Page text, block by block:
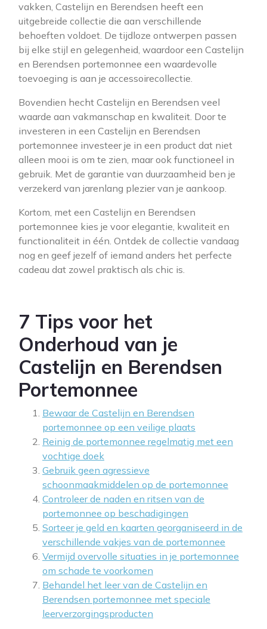
vakken, Castelijn en Berendsen heeft een
uitgebreide collectie die aan verschillende
behoeften voldoet. De tijdloze ontwerpen passen
bij elke stijl en gelegenheid, waardoor een Castelijn
en Berendsen portemonnee een waardevolle
toevoeging is aan je accessoirecollectie.
Bovendien hecht Castelijn en Berendsen veel
waarde aan vakmanschap en kwaliteit. Door te
investeren in een Castelijn en Berendsen
portemonnee investeer je in een product dat niet
alleen mooi is om te zien, maar ook functioneel in
gebruik. Met de garantie van duurzaamheid ben je
verzekerd van jarenlang plezier van je aankoop.
Kortom, met een Castelijn en Berendsen
portemonnee kies je voor elegantie, kwaliteit en
functionaliteit in één. Ontdek de collectie vandaag
nog en geef jezelf of iemand anders het perfecte
cadeau dat zowel praktisch als chic is.
7 Tips voor het
Onderhoud van je
Castelijn en Berendsen
Portemonnee
Bewaar de Castelijn en Berendsen
portemonnee op een veilige plaats
Reinig de portemonnee regelmatig met een
vochtige doek
Gebruik geen agressieve
schoonmaakmiddelen op de portemonnee
Controleer de naden en ritsen van de
portemonnee op beschadigingen
Sorteer je geld en kaarten georganiseerd in de
verschillende vakjes van de portemonnee
Vermijd overvolle situaties in je portemonnee
om schade te voorkomen
Behandel het leer van de Castelijn en
Berendsen portemonnee met speciale
leerverzorgingsproducten